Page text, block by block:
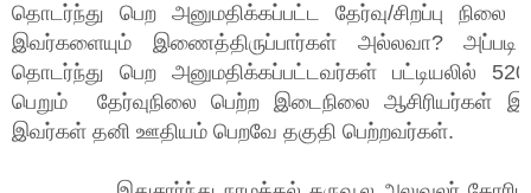
தொடர்ந்து பெற அனுமதிக்கப்பட்ட தேர்வு/சிறப்பு நிலை
இவர்களையும் இணைத்திருப்பார்கள் அல்லவா? அப்படி
தொடர்ந்து பெற அனுமதிக்கப்பட்டவர்கள் பட்டியலில்
பெறும் தேர்வுநிலை பெற்ற இடைநிலை ஆசிரியர்கள்
இவர்கள் தனி ஊதியம் பெறவே தகுதி பெற்றவர்கள்.